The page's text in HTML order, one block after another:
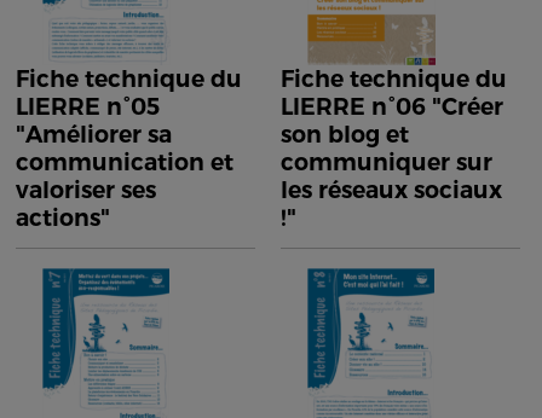
Fiche technique du
LIERRE n°05
"Améliorer sa
communication et
valoriser ses
actions"
Fiche technique du
LIERRE n°06 "Créer
son blog et
communiquer sur
les réseaux sociaux
!"